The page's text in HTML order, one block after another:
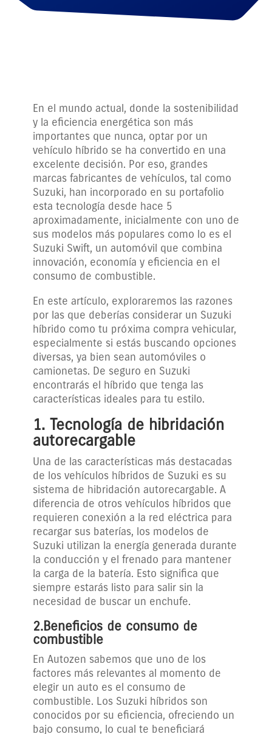
En el mundo actual, donde la sostenibilidad
y la eficiencia energética son más
importantes que nunca, optar por un
vehículo híbrido se ha convertido en una
excelente decisión. Por eso, grandes
marcas fabricantes de vehículos, tal como
Suzuki, han incorporado en su portafolio
esta tecnología desde hace 5
aproximadamente, inicialmente con uno de
sus modelos más populares como lo es el
Suzuki Swift, un automóvil que combina
innovación, economía y eficiencia en el
consumo de combustible.
En este artículo, exploraremos las razones
por las que deberías considerar un Suzuki
híbrido como tu próxima compra vehicular,
especialmente si estás buscando opciones
diversas, ya bien sean automóviles o
camionetas. De seguro en Suzuki
encontrarás el híbrido que tenga las
características ideales para tu estilo.
1. Tecnología de hibridación
autorecargable
Una de las características más destacadas
de los vehículos híbridos de Suzuki es su
sistema de hibridación autorecargable. A
diferencia de otros vehículos híbridos que
requieren conexión a la red eléctrica para
recargar sus baterías, los modelos de
Suzuki utilizan la energía generada durante
la conducción y el frenado para mantener
la carga de la batería. Esto significa que
siempre estarás listo para salir sin la
necesidad de buscar un enchufe.
2.Beneficios de consumo de
combustible
En Autozen sabemos que uno de los
factores más relevantes al momento de
elegir un auto es el consumo de
combustible. Los Suzuki híbridos son
conocidos por su eficiencia, ofreciendo un
bajo consumo, lo cual te beneficiará